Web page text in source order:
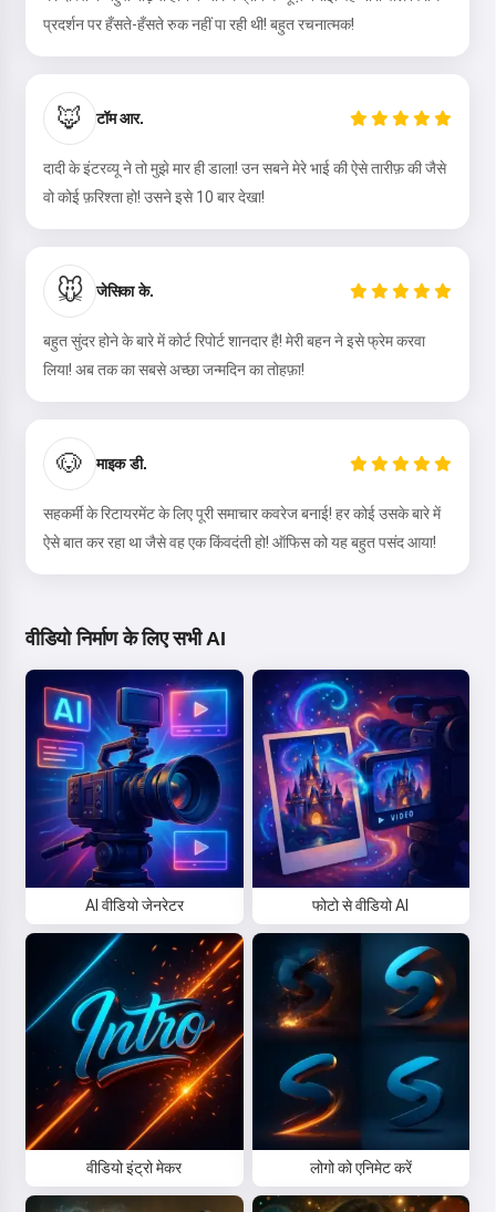
प्रदर्शन पर हँसते-हँसते रुक नहीं पा रही थी! बहुत रचनात्मक!
🦊 टॉम आर.
दादी के इंटरव्यू ने तो मुझे मार ही डाला! उन सबने मेरे भाई की ऐसे तारीफ़ की जैसे
वो कोई फ़रिश्ता हो! उसने इसे 10 बार देखा!
🐭 जेसिका के.
बहुत सुंदर होने के बारे में कोर्ट रिपोर्ट शानदार है! मेरी बहन ने इसे फ्रेम करवा
लिया! अब तक का सबसे अच्छा जन्मदिन का तोहफ़ा!
🐶 माइक डी.
सहकर्मी के रिटायरमेंट के लिए पूरी समाचार कवरेज बनाई! हर कोई उसके बारे में
ऐसे बात कर रहा था जैसे वह एक किंवदंती हो! ऑफिस को यह बहुत पसंद आया!
वीडियो निर्माण के लिए सभी AI
AI वीडियो जेनरेटर फोटो से वीडियो AI
वीडियो इंट्रो मेकर लोगो को एनिमेट करें
मैं आपके बच्चों के लिए जादुई सोने के समय की
कहानियाँ सुनाती हूँ 🌟
सेवा का उपयोग शुरू करके, आप स्वीकार करते हैं: गोपनीयता नीति
धनवापसी नीति